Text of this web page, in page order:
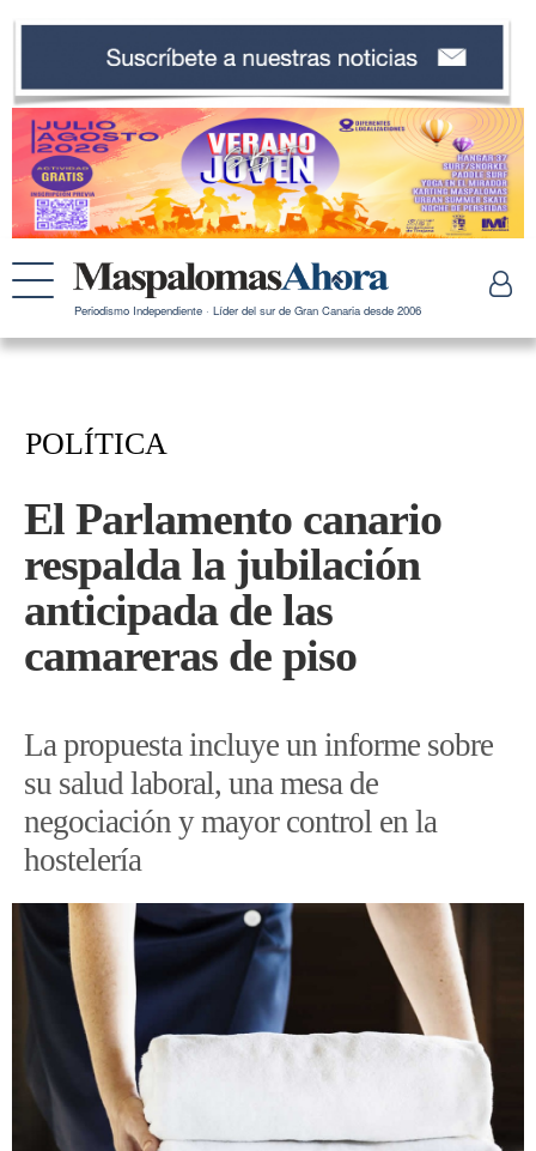
Periodismo Independiente · Líder del sur de Gran Canaria desde 2006
POLÍTICA
El Parlamento canario
respalda la jubilación
anticipada de las
camareras de piso
La propuesta incluye un informe sobre
su salud laboral, una mesa de
negociación y mayor control en la
hostelería